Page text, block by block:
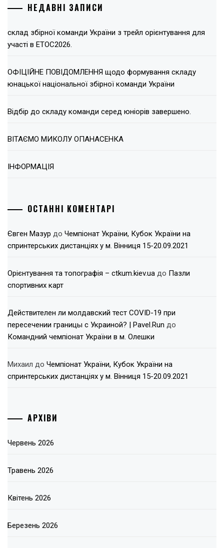
НЕДАВНІ ЗАПИСИ
склад збірної команди України з трейл орієнтування для
участі в ЕТОС2026.
ОФІЦІЙНЕ ПОВІДОМЛЕННЯ щодо формування складу
юнацької національної збірної команди України
Відбір до складу команди серед юніорів завершено.
ВІТАЄМО МИКОЛУ ОПАНАСЕНКА
ІНФОРМАЦІЯ
ОСТАННІ КОМЕНТАРІ
Євген Мазур до Чемпіонат України, Кубок України на
спринтерських дистанціях у м. Вінниця 15-20.09.2021
Орієнтування та топографія – ctkum.kiev.ua до Пазли
спортивних карт
Действителен ли молдавский тест COVID-19 при
пересечении границы с Украиной? | Pavel.Run до
Командний чемпіонат України в м. Олешки
Михаил до Чемпіонат України, Кубок України на
спринтерських дистанціях у м. Вінниця 15-20.09.2021
АРХІВИ
Червень 2026
Травень 2026
Квітень 2026
Березень 2026